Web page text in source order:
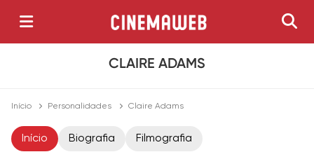
CLAIRE ADAMS
Início Personalidades Claire Adams
Início Biografia Filmografia